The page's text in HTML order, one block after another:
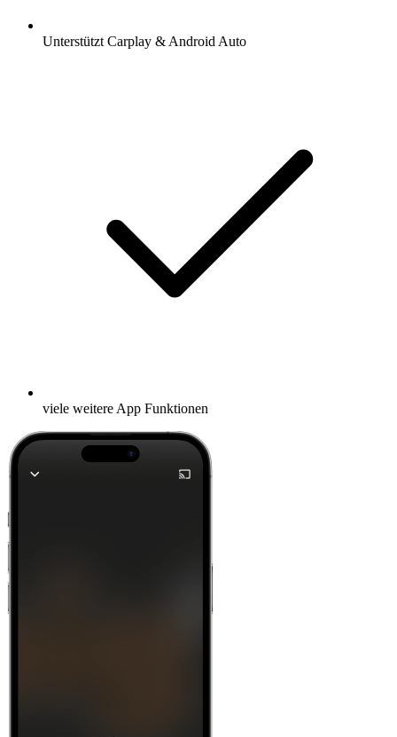
Unterstützt Carplay & Android Auto
viele weitere App Funktionen